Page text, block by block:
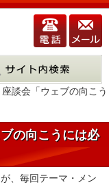
談会「ウェブの向こう
の向こうには必
、毎回テーマ・メン